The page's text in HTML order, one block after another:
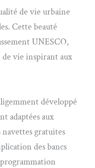
de vie urbaine
Cette beauté
UNESCO,
vie inspirant aux
développé
adaptées aux
navettes gratuites
des bancs
programmation